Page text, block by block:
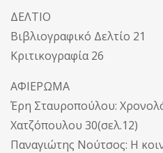
ΔΕΛΤΙΟ
Βιβλιογραφικό Δελτίο 21
Κριτικογραφία 26
ΑΦΙΕΡΩΜΑ
Έρη Σταυροπούλου:
Χατζόπουλου 30(σελ.12)
Παναγιώτης Νούτσος: Η